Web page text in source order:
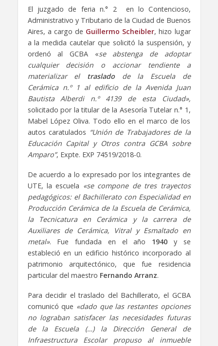
El juzgado de feria n.° 2 en lo Contencioso,
Administrativo y Tributario de la Ciudad de Buenos
Aires, a cargo de Guillermo Scheibler, hizo lugar
a la medida cautelar que solicitó la suspensión, y
ordenó al GCBA «se abstenga de adoptar
cualquier decisión o accionar tendiente a
materializar el trasladode la Escuela de
Cerámica n.º 1 al edificio de la Avenida Juan
Bautista Alberdi n.º 4139 de esta Ciudad»,
solicitado por la titular de la Asesoría Tutelar n.° 1,
Mabel López Oliva. Todo ello en el marco de los
autos caratulados “Unión de Trabajadores de la
Educación Capital y Otros contra GCBA sobre
Amparo”, Expte. EXP 74519/2018-0.
De acuerdo a lo expresado por los integrantes de
UTE, la escuela «se compone de tres trayectos
pedagógicos: el Bachillerato con Especialidad en
Producción Cerámica de la Escuela de Cerámica,
la Tecnicatura en Cerámica y la carrera de
Auxiliares de Cerámica, Vitral y Esmaltado en
metal». Fue fundada en el año 1940 y se
estableció en un edificio histórico incorporado al
patrimonio arquitectónico, que fue residencia
particular del maestro Fernando Arranz.
Para decidir el traslado del Bachillerato, el GCBA
comunicó que «dado que las restantes opciones
no lograban satisfacer las necesidades futuras
de la Escuela (…) la Dirección General de
Infraestructura Escolar propuso al inmueble